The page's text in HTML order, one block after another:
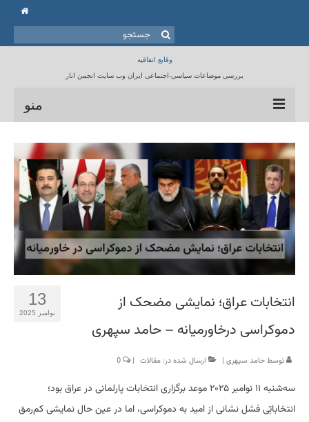
جستجو
برای:
وقایع اتفاقیه
بررسی موضاعات سیاسی-اجتماعی ایران وب سایت انجمن انار
منو
خانه
انجمن انار
مقالات
برنامه ها
کتابخانه
13
نوامبر 2025
انتخابات عراق؛ نمایشی مضحک از
دموکراسی درخاورمیانه – حامد سپهری
توسطحامد سپهری | ارسال شده در: مقالات |
سه‌شنبه ۱۱ نوامبر ۲۰۲۵ موعد برگزاری انتخابات پارلمانی در عراق بود؛
انتخاباتِی فشل نشانی از امید به دموکراسی، اما در عین حال نمایشی کم‌رمق